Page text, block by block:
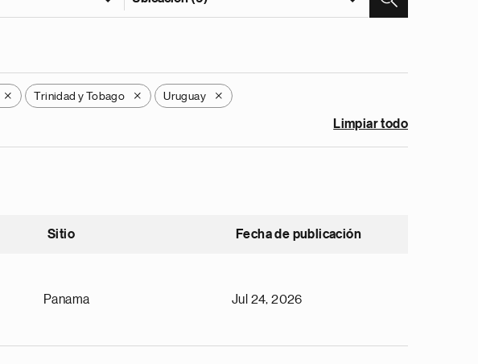
X Trinidad y Tobago X Uruguay X
Limpiar todo
Sitio Fecha de publicación
Panama Jul 24, 2026